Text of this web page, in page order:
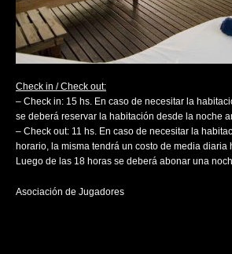
Check in / Check out:
– Check in: 15 hs. En caso de necesitar la
se deberá reservar la habitación desde la noche
– Check out: 11 hs. En caso de necesitar la
horario, la misma tendrá un costo de media diaria
Luego de las 18 horas se deberá abonar una
Asociación de Jugadores